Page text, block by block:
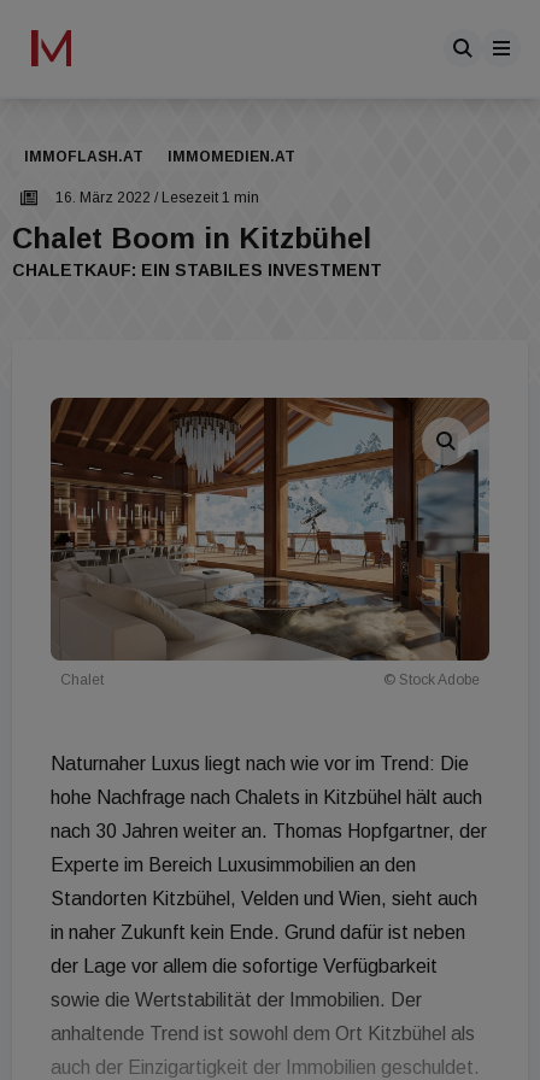
IMMOFLASH.AT IMMOMEDIEN.AT
16. März 2022 / Lesezeit 1 min
Chalet Boom in Kitzbühel
CHALETKAUF: EIN STABILES INVESTMENT
Chalet © Stock Adobe
Naturnaher Luxus liegt nach wie vor im Trend: Die
hohe Nachfrage nach Chalets in Kitzbühel hält auch
nach 30 Jahren weiter an. Thomas Hopfgartner, der
Experte im Bereich Luxusimmobilien an den
Standorten Kitzbühel, Velden und Wien, sieht auch
in naher Zukunft kein Ende. Grund dafür ist neben
der Lage vor allem die sofortige Verfügbarkeit
sowie die Wertstabilität der Immobilien. Der
anhaltende Trend ist sowohl dem Ort Kitzbühel als
auch der Einzigartigkeit der Immobilien geschuldet.